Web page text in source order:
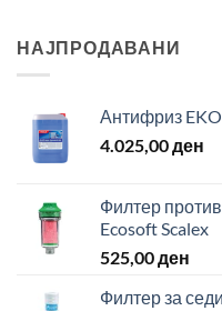
НАЈПРОДАВАНИ
Антифриз
4.025,00 ден
Филтер
Ecosoft Scalex
525,00 ден
Филтер за